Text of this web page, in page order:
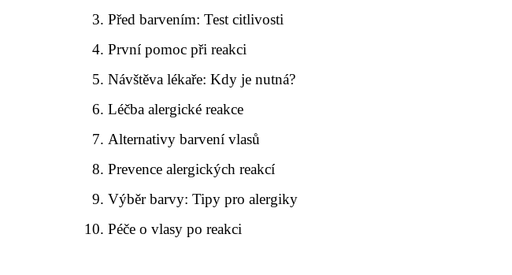
Před barvením: Test citlivosti
První pomoc při reakci
Návštěva lékaře: Kdy je nutná?
Léčba alergické reakce
Alternativy barvení vlasů
Prevence alergických reakcí
Výběr barvy: Tipy pro alergiky
Péče o vlasy po reakci